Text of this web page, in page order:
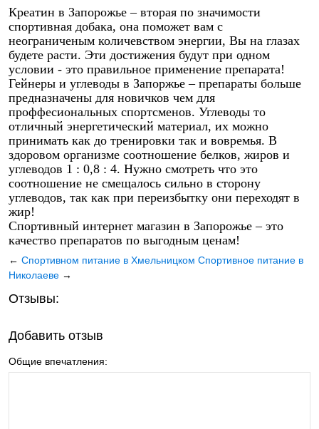
Креатин в Запорожье – вторая по значимости
спортивная добака, она поможет вам с
неограниченым количевством энергии, Вы на глазах
будете расти. Эти достижения будут при одном
условии - это правильное применение препарата!
Гейнеры и углеводы в Запоржье – препараты больше
предназначены для новичков чем для
проффесиональных спортсменов. Углеводы то
отличный энергетический материал, их можно
принимать как до тренировки так и вовремья. В
здоровом организме соотношение белков, жиров и
углеводов 1 : 0,8 : 4. Нужно смотреть что это
соотношение не смещалось сильно в сторону
углеводов, так как при переизбытку они переходят в
жир!
Спортивный интернет магазин в Запорожье – это
качество препаратов по выгодным ценам!
← Спортивном питание в Хмельницком Спортивное питание в
Николаеве →
Отзывы:
Добавить отзыв
Общие впечатления: